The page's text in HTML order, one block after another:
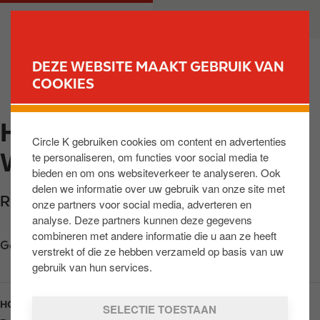
DEZE WEBSITE MAAKT GEBRUIK VAN
COOKIES
Circle K gebruiken cookies om content en advertenties
te personaliseren, om functies voor social media te
bieden en om ons websiteverkeer te analyseren. Ook
delen we informatie over uw gebruik van onze site met
onze partners voor social media, adverteren en
analyse. Deze partners kunnen deze gegevens
combineren met andere informatie die u aan ze heeft
verstrekt of die ze hebben verzameld op basis van uw
gebruik van hun services.
SELECTIE TOESTAAN
a
n
e
n
r
i
n
M
v
HERTEN INZ DE
WOLFSKUIL
Rijksweg 46,Herten,6049 GW,NL
Get directions
HOURS